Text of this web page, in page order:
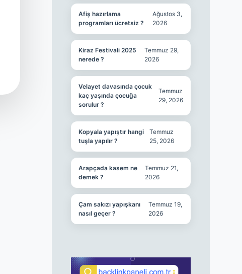
Afiş hazırlama
programları ücretsiz ?
Ağustos 3,
2026
Kiraz Festivali 2025
nerede ?
Temmuz 29,
2026
Velayet davasında çocuk
kaç yaşında çocuğa
sorulur ?
Temmuz
29, 2026
Kopyala yapıştır hangi
tuşla yapılır ?
Temmuz
25, 2026
Arapçada kasem ne
demek ?
Temmuz 21,
2026
Çam sakızı yapışkanı
nasıl geçer ?
Temmuz 19,
2026